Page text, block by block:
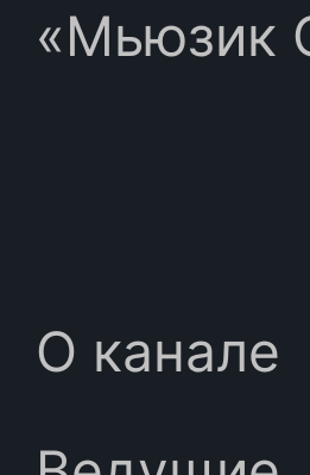
«Мьюзик
О канале